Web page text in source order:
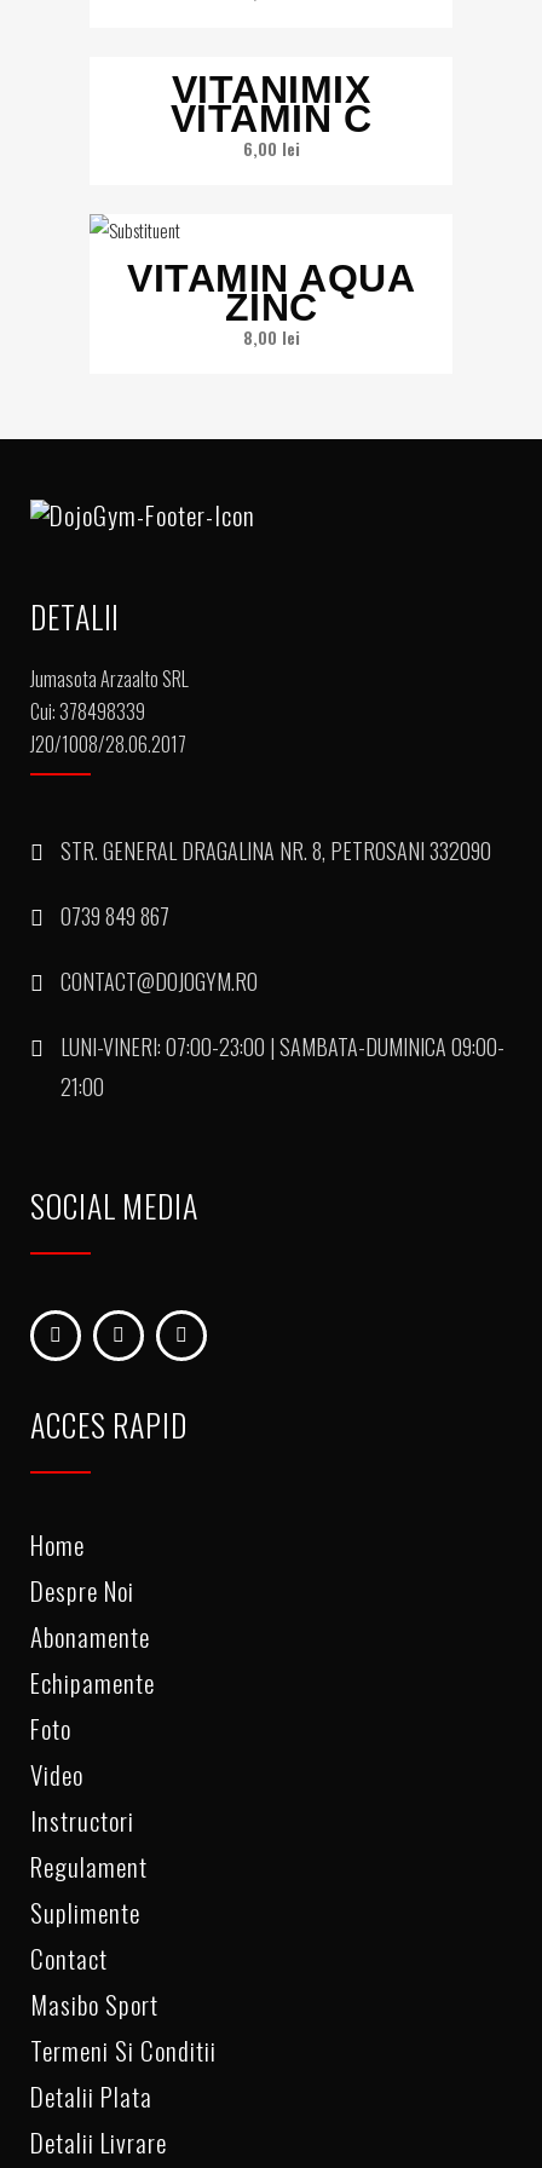
VITANIMIX
VITAMIN C
6,00 lei
VITAMIN AQUA
ZINC
8,00 lei
DETALII
Jumasota Arzaalto SRL
Cui: 378498339
J20/1008/28.06.2017
STR. GENERAL DRAGALINA NR. 8, PETROSANI 332090
0739 849 867
CONTACT@DOJOGYM.RO
LUNI-VINERI: 07:00-23:00 | SAMBATA-DUMINICA 09:00-
21:00
SOCIAL MEDIA
ACCES RAPID
Home
Despre Noi
Abonamente
Echipamente
Foto
Video
Instructori
Regulament
Suplimente
Contact
Masibo Sport
Termeni Si Conditii
Detalii Plata
Detalii Livrare